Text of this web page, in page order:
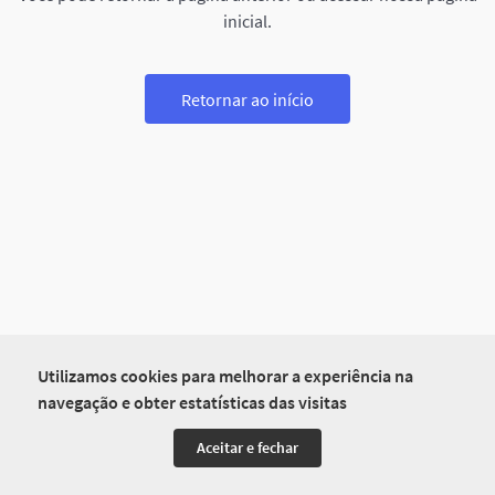
Utilizamos cookies para melhorar a experiência na
navegação e obter estatísticas das visitas
Aceitar e fechar
inicial.
Retornar ao início